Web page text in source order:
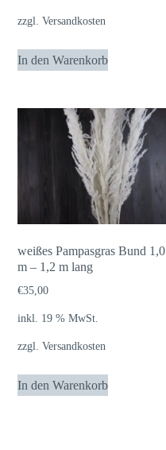
zzgl.Versandkosten
In den Warenkorb
weißes Pampasgras Bund 1,0
m – 1,2 m lang
€35,00
inkl. 19 % MwSt.
zzgl.Versandkosten
In den Warenkorb